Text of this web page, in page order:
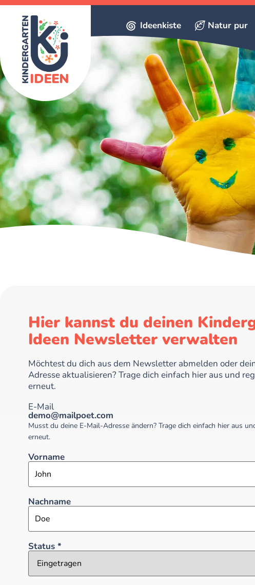
Ideenkiste Natur pur
Hier kannst du deinen
Ideen Newsletter verwalten
Möchtest du dich aus dem Newsletter abmelden oder
Adresse aktualisieren? Trage dich einfach hier aus und
erneut.
E-Mail
demo@mailpoet.com
Musst du deine E-Mail-Adresse ändern? Trage dich einfach hier aus
erneut.
Vorname
Nachname
Status *